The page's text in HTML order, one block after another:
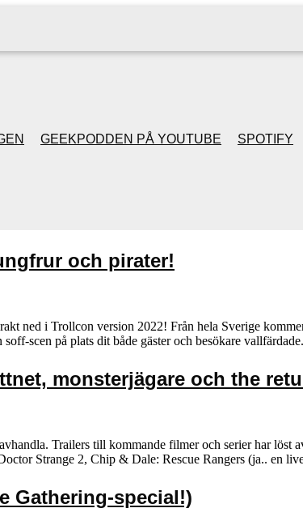
GEEKPODDEN PÅ YOUTUBE
& FILIPH
GEEKPODDENS
JULSPECIALER 2013
SPOTIFY
och pirater!
ned i Trollcon version 2022! Från hela Sverige
scen på plats dit både gäster och besökare
monsterjägare och the
Trailers till kommande filmer och serier har
Strange 2, Chip & Dale: Rescue Rangers (ja.. en
Gathering-special!)